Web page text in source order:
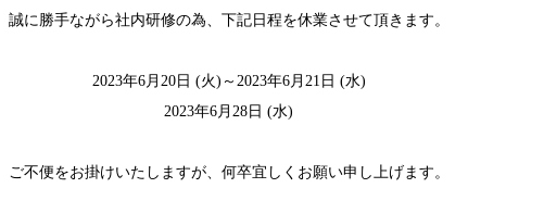
誠に勝手ながら社内研修の為、下記日程を休業させて頂きます。
2023年6月20日 (火)～2023年6月21日 (水)
2023年6月28日 (水)
ご不便をお掛けいたしますが、何卒宜しくお願い申し上げます。